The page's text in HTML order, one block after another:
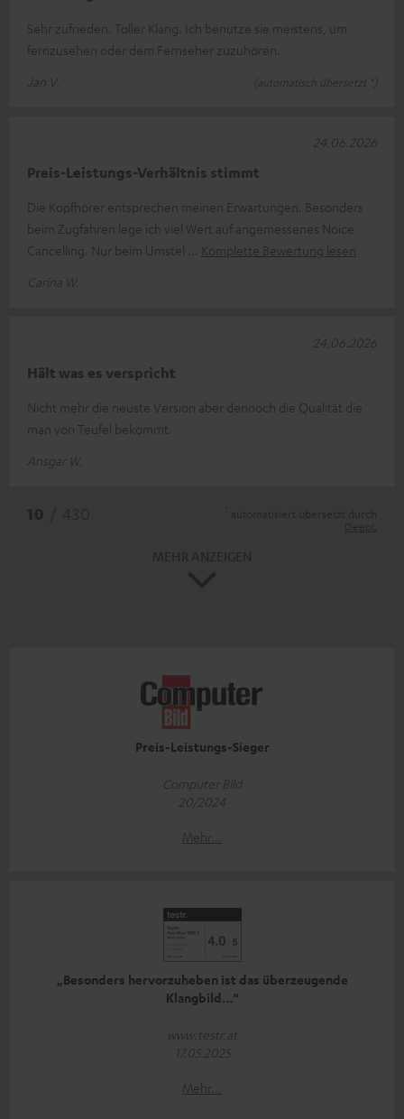
Sehr zufrieden. Toller Klang. Ich benutze sie meistens, um
fernzusehen oder dem Fernseher zuzuhören.
Jan V.
(automatisch übersetzt *)
Preis-Leistungs-Verhältnis stimmt
Die Kopfhörer entsprechen meinen Erwartungen. Besonders
beim Zugfahren lege ich viel Wert auf angemessenes Noice
Cancelling. Nur beim Umstel
Komplette Bewertung lesen
Carina W.
24.06.2026
Hält was es verspricht
Nicht mehr die neuste Version aber dennoch die Qualität die
man von Teufel bekommt.
Ansgar W.
24.06.2026
Preis-Leistungs-Sieger
Computer Bild
20/2024
Mehr...
„Besonders hervorzuheben ist das überzeugende
Klangbild…“
www.testr.at
17.05.2025
Mehr...